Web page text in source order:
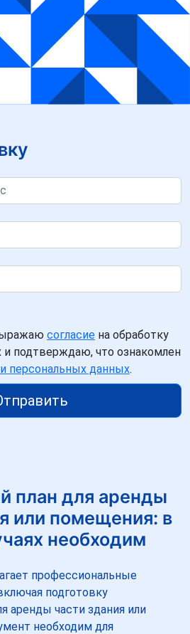
согласие на обработку
и подтверждаю, что ознакомлен
персональных данных.
план для аренды
или помещения: в
необходим
профессиональные
подготовку
аренды части здания или
необходим для